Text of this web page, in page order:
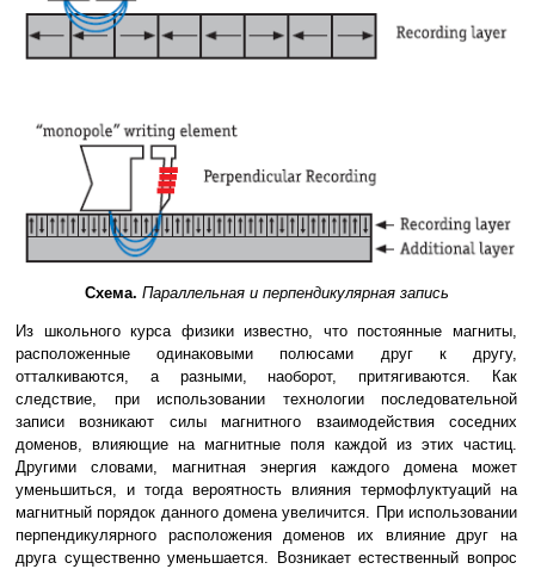
Схема. Параллельная и перпендикулярная запись
Из школьного курса физики известно, что постоянные магниты,
расположенные одинаковыми полюсами друг к другу,
отталкиваются, а разными, наоборот, притягиваются. Как
следствие, при использовании технологии последовательной
записи возникают силы магнитного взаимодействия соседних
доменов, влияющие на магнитные поля каждой из этих частиц.
Другими словами, магнитная энергия каждого домена может
уменьшиться, и тогда вероятность влияния термофлуктуаций на
магнитный порядок данного домена увеличится. При использовании
перпендикулярного расположения доменов их влияние друг на
друга существенно уменьшается. Возникает естественный вопрос